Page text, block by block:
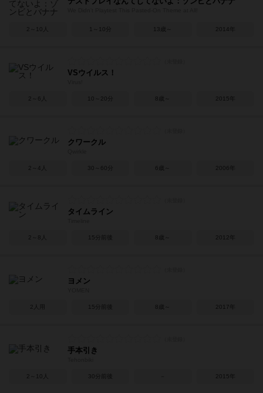
2～10人 1～10分 13歳～ 2014年
VSウイルス！
2～6人 10～20分 8歳～ 2015年
クワークル
2～4人 30～60分 6歳～ 2006年
タイムライン
2～8人 15分前後 8歳～ 2012年
ヨメン
2人用 15分前後 8歳～ 2017年
手本引き
2～10人 30分前後 2015年